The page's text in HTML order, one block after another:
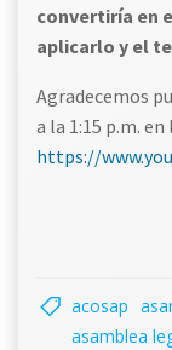
convertiría en
aplicarlo y el
Agradecemos
a la 1:15 p.m.
https://
acosap
asamblea